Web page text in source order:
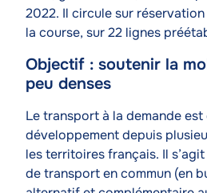
2022. Il circule sur
la course, sur 22 lignes
Objectif : soutenir la
peu denses
Texte
Le transport à la demande est
développement depuis
les territoires français. Il s’agit
de transport en commun (en